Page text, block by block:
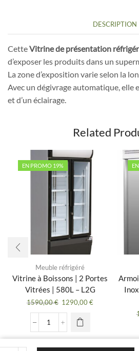
DESCRIPTION
CetteVitrine de présentation
d’exposer les produits dans un
La zone d’exposition varie selon la
Avec un dégivrage automatique, elle
et d’un éclairage.
Related
EN PROMO 19%
Meuble réfrigéré
Vitrine à Boissons | 2 Portes
Vitrées | 580L – L2G
1590,00€ Le
prix
initial
était :
1590,00 €.
1290,00€Le
1290,00 €.
quantité
de
Vitrine